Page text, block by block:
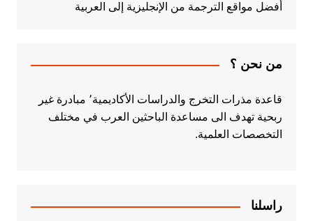
أفضل مواقع الترجمة من الإنجليزية إلى العربية
من نحن ؟
قاعدة مذرات التخرج والدراسات الأكاديمية٬ مبادرة غير
ربحية تهدف الى مساعدة الباحثين العرب في مختلف
التخصصات العلمية.
راسلنا